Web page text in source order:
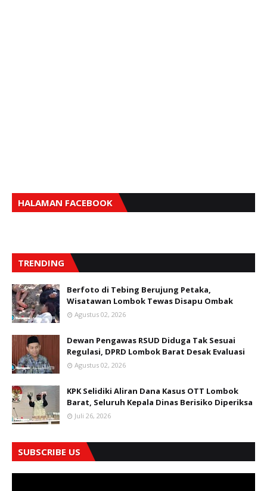
HALAMAN FACEBOOK
TRENDING
Berfoto di Tebing Berujung Petaka,
Wisatawan Lombok Tewas Disapu Ombak
Agustus 02, 2026
Dewan Pengawas RSUD Diduga Tak Sesuai
Regulasi, DPRD Lombok Barat Desak Evaluasi
Agustus 02, 2026
KPK Selidiki Aliran Dana Kasus OTT Lombok
Barat, Seluruh Kepala Dinas Berisiko Diperiksa
Juli 26, 2026
SUBSCRIBE US